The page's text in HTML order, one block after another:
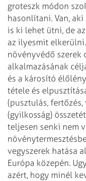
groteszk módon
hasonlítani. Van,
is ki lehet ütni, de
az ilyesmit
növényvédő szerek
alkalmazásának
és a károsító
tétele és
(pusztulás, fertőzés,
(gyilkosság)
teljesen senki nem
vegyszerek hatása
Európa közepén.
azért, hogy minél